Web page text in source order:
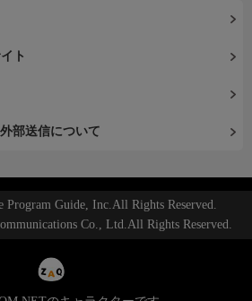
ト
部送信について
Guide, Inc.All Rights Reserved.
Co., Ltd.All Rights Reserved.